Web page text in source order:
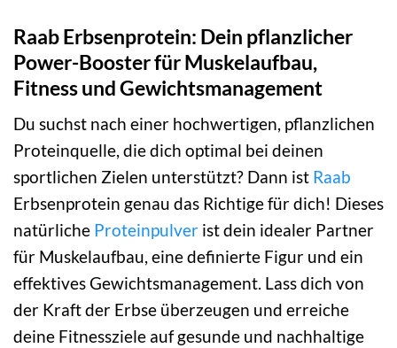
Raab Erbsenprotein: Dein pflanzlicher
Power-Booster für Muskelaufbau,
Fitness und Gewichtsmanagement
Du suchst nach einer hochwertigen, pflanzlichen
Proteinquelle, die dich optimal bei deinen
sportlichen Zielen unterstützt? Dann ist Raab
Erbsenprotein genau das Richtige für dich! Dieses
natürliche Proteinpulver ist dein idealer Partner
für Muskelaufbau, eine definierte Figur und ein
effektives Gewichtsmanagement. Lass dich von
der Kraft der Erbse überzeugen und erreiche
deine Fitnessziele auf gesunde und nachhaltige